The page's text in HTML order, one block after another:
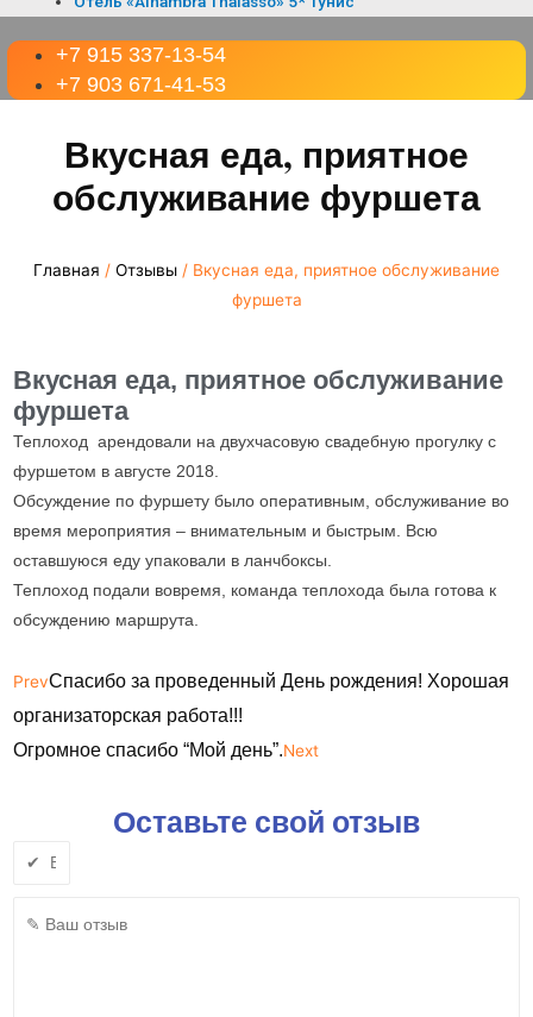
+7 915 337-13-54
+7 903 671-41-53
Вкусная еда, приятное
обслуживание фуршета
Главная / Отзывы / Вкусная еда, приятное обслуживание
фуршета
Вкусная еда, приятное обслуживание
фуршета
Теплоход арендовали на двухчасовую свадебную прогулку с
фуршетом в августе 2018.
Обсуждение по фуршету было оперативным, обслуживание во
время мероприятия – внимательным и быстрым. Всю
оставшуюся еду упаковали в ланчбоксы.
Теплоход подали вовремя, команда теплохода была готова к
обсуждению маршрута.
PrevСпасибо за проведенный День рождения! Хорошая
организаторская работа!!!
Огромное спасибо “Мой день”.Next
Оставьте свой отзыв